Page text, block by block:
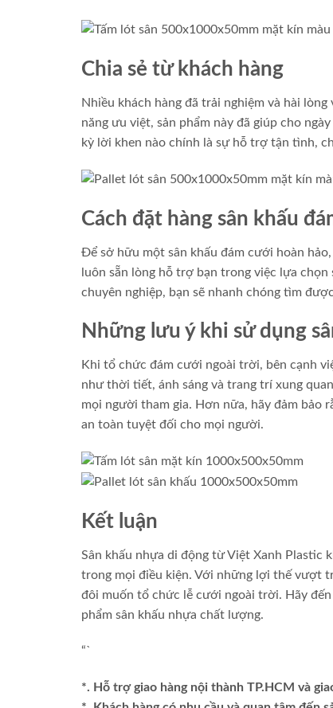
Chia sẻ từ khách hàng
Nhiều khách hàng đã trải nghiệm và hài
năng ưu việt, sản phẩm này đã giúp cho
kỳ lời khen nào chính là sự hỗ trợ tận tình,
Cách đặt hàng sân khấu
Để sở hữu một sân khấu đám cưới hoàn
luôn sẵn lòng hỗ trợ bạn trong việc lựa
chuyên nghiệp, bạn sẽ nhanh chóng tìm
Những lưu ý khi sử dụng
Khi tổ chức đám cưới ngoài trời, bên cạnh
như thời tiết, ánh sáng và trang trí xung
mọi người tham gia. Hơn nữa, hãy đảm bảo
an toàn tuyệt đối cho mọi người.
Kết luận
Sân khấu nhựa di động từ Việt Xanh Plastic
trong mọi điều kiện. Với những lợi thế vượt
đôi muốn tổ chức lễ cưới ngoài trời. Hãy
phẩm sân khấu nhựa chất lượng.
“`
*. Hỗ trợ giao hàng nội thành TP.HCM và